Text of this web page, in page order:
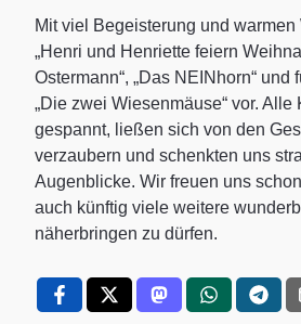
Mit viel Begeisterung und
„Henri und Henriette feiern
Ostermann“, „Das NEINhorn“ und
„Die zwei Wiesenmäuse“ vor. Alle
gespannt, ließen sich von den
verzaubern und schenkten uns
Augenblicke. Wir freuen uns
auch künftig viele weitere
näherbringen zu dürfen.